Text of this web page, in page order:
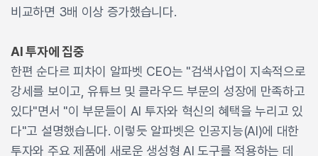
비교하면 3배 이상 증가했습니다.
AI 투자에 집중
한편 순다르 피차이 알파벳 CEO는 "검색사업이 지속적으로
강세를 보이고, 유튜브 및 클라우드 부문의 성장에 만족하고
있다"면서 "이 부문들이 AI 투자와 혁신의 혜택을 누리고 있
다"고 설명했습니다. 이렇듯 알파벳은 인공지능(AI)에 대한
투자와 주요 제품에 새로운 생성형 AI 도구를 적용하는 데